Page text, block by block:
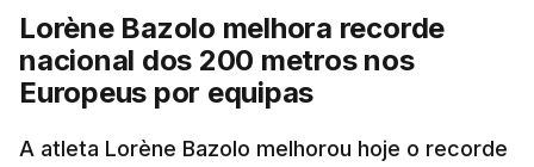
Lorène Bazolo melhora recorde
nacional dos 200 metros nos
Europeus por equipas
A atleta Lorène Bazolo melhorou hoje o recorde